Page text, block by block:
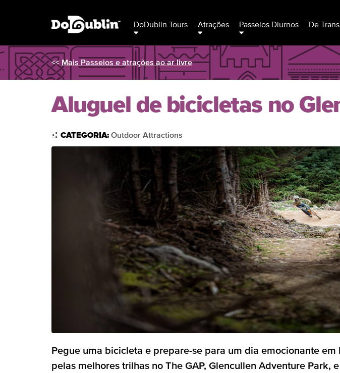
DoDublin Tours Atrações Passeios Diurnos De
<< Mais Passeios e atrações ao ar livre
Aluguel de bicicletas no
CATEGORIA: Outdoor Attractions
Pegue uma bicicleta e prepare-se para um dia emocionante em
pelas melhores trilhas no The GAP, Glencullen Adventure Park,